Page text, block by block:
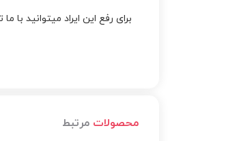
برای رفع این ایراد میتوانید با
محصولات مرتبط